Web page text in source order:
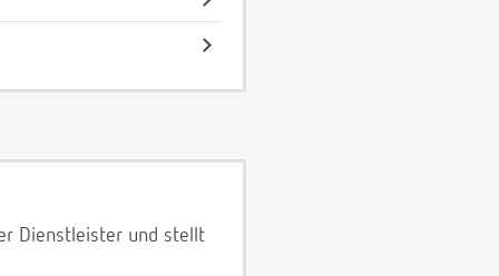
Dienstleister und stellt